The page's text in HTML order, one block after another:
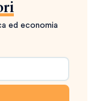
ed economia